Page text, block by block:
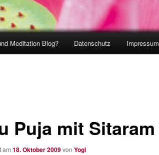
Meditation Blog? Datenschutz Impressum
Puja mit Sitaram
am 18. Oktober 2009von Yogi